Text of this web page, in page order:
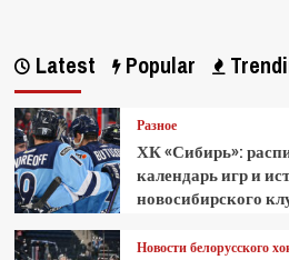
Latest Popular
Разное
ХК «Сибирь»:
календарь игр и
новосибирского
Новости белорусского